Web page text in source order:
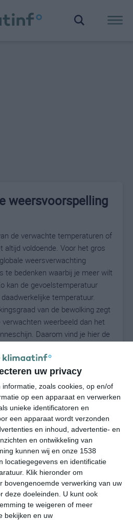
uw privacy
informatie, zoals cookies, op en/of
op een apparaat en verwerken
unieke identificatoren en
een apparaat wordt verzonden
en inhoud, advertentie- en
en ontwikkeling van
kunnen wij en onze 1538
locatiegegevens en identificatie
Klik hieronder om
bovengenoemde verwerking van uw
deze doeleinden. U kunt ook
te weigeren of meer
bekijken en uw
weersvoorspelling
de verwachte temperaturen of
altijd voldoende. Voor het gros
weersverwachting
te bedenken waarbij je meer wilt
kan de gevoelstemperatuur
temperatuur.
van de bewolking zegt
weerbeeld dan het
Daarom vind je hier de
zo
34° 21°
ma
34° 23° 34°
28°C 31°C 30°C